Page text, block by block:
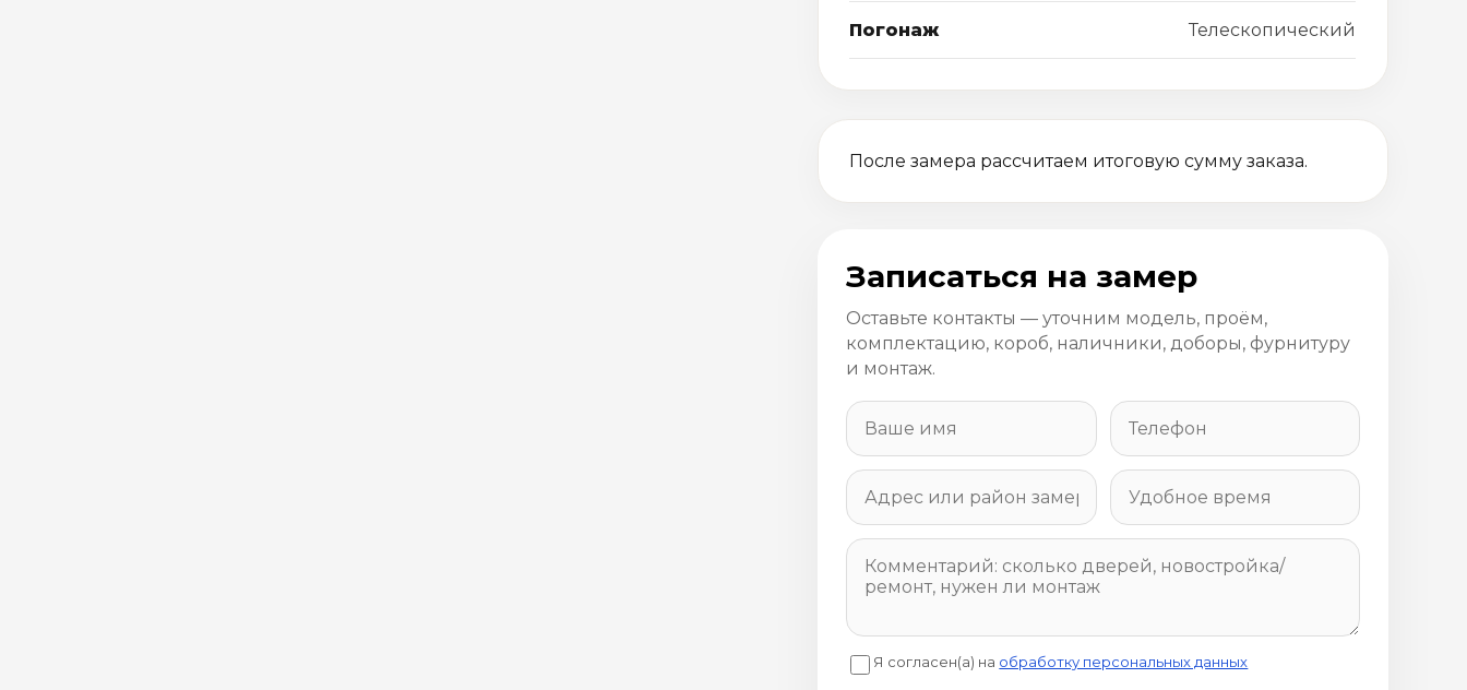
Погонаж Телескопический
После замера рассчитаем итоговую сумму заказа.
Записаться на замер
Оставьте контакты — уточним модель, проём,
комплектацию, короб, наличники, доборы, фурнитуру
и монтаж.
Я согласен(а) на обработку персональных данных